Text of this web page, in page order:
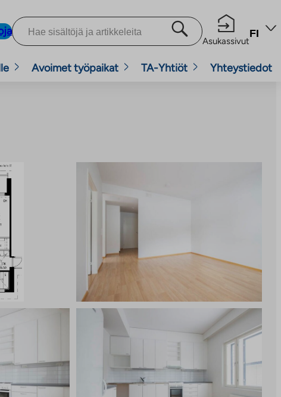
Asukassivut
FI
Avoimet työpaikat TA-Yhtiöt Yhteystiedot